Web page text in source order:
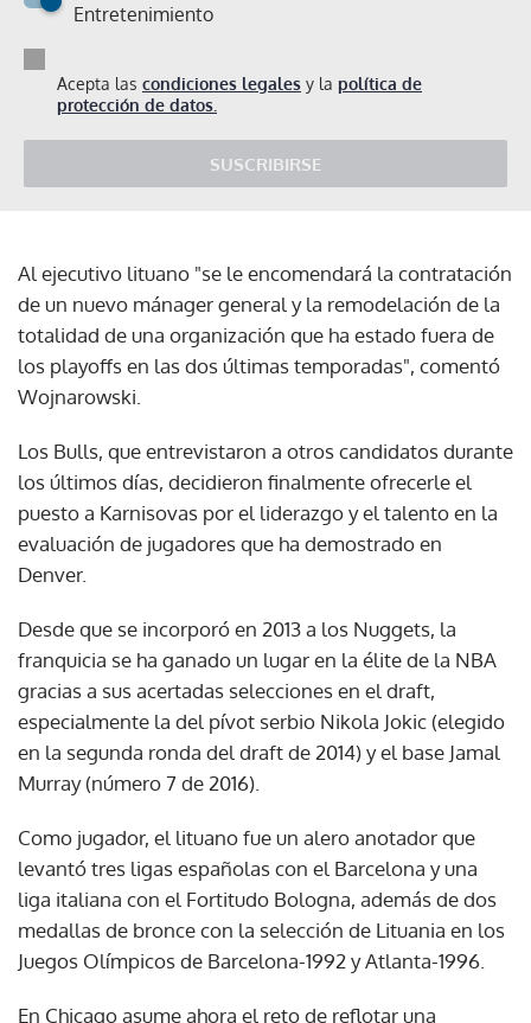
Entretenimiento
Acepta las condiciones legales y la política de
protección de datos.
SUSCRIBIRSE
Al ejecutivo lituano "se le encomendará la contratación
de un nuevo mánager general y la remodelación de la
totalidad de una organización que ha estado fuera de
los playoffs en las dos últimas temporadas", comentó
Wojnarowski.
Los Bulls, que entrevistaron a otros candidatos durante
los últimos días, decidieron finalmente ofrecerle el
puesto a Karnisovas por el liderazgo y el talento en la
evaluación de jugadores que ha demostrado en
Denver.
Desde que se incorporó en 2013 a los Nuggets, la
franquicia se ha ganado un lugar en la élite de la NBA
gracias a sus acertadas selecciones en el draft,
especialmente la del pívot serbio Nikola Jokic (elegido
en la segunda ronda del draft de 2014) y el base Jamal
Murray (número 7 de 2016).
Como jugador, el lituano fue un alero anotador que
levantó tres ligas españolas con el Barcelona y una
liga italiana con el Fortitudo Bologna, además de dos
medallas de bronce con la selección de Lituania en los
Juegos Olímpicos de Barcelona-1992 y Atlanta-1996.
En Chicago asume ahora el reto de reflotar una